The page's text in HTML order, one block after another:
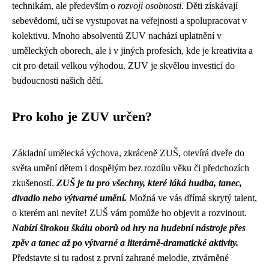
technikám, ale především o rozvoji osobnosti. Děti získávají
sebevědomí, učí se vystupovat na veřejnosti a spolupracovat v
kolektivu. Mnoho absolventů ZUV nachází uplatnění v
uměleckých oborech, ale i v jiných profesích, kde je kreativita a
cit pro detail velkou výhodou. ZUV je skvělou investicí do
budoucnosti našich dětí.
Pro koho je ZUV určen?
Základní umělecká výchova, zkráceně ZUŠ, otevírá dveře do
světa umění dětem i dospělým bez rozdílu věku či předchozích
zkušeností. ZUŠ je tu pro všechny, které láká hudba, tanec,
divadlo nebo výtvarné umění. Možná ve vás dřímá skrytý talent,
o kterém ani nevíte! ZUŠ vám pomůže ho objevit a rozvinout.
Nabízí širokou škálu oborů od hry na hudební nástroje přes
zpěv a tanec až po výtvarné a literárně-dramatické aktivity.
Představte si tu radost z první zahrané melodie, ztvárněné